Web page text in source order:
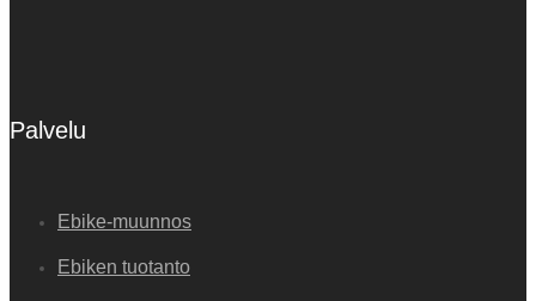
Palvelu
Ebike-muunnos
Ebiken tuotanto